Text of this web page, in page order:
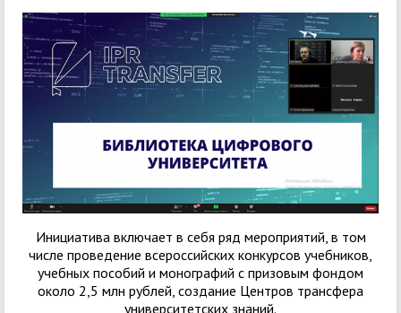
Инициатива включает в себя ряд мероприятий, в том
числе проведение всероссийских конкурсов учебников,
учебных пособий и монографий с призовым фондом
около 2,5 млн рублей, создание Центров трансфера
университетских знаний.